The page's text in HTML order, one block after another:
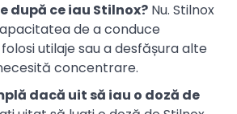
după ce iau Stilnox? Nu. Stilnox
de a conduce
utilaje sau a desfășura alte
concentrare.
dacă uit să iau o doză de